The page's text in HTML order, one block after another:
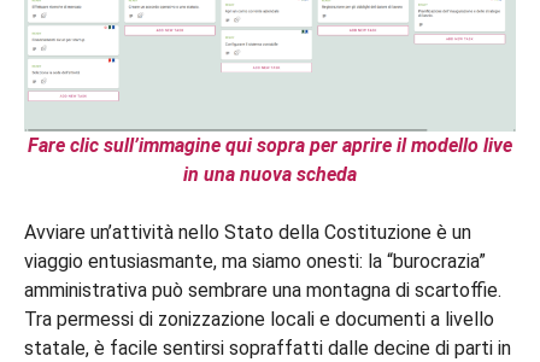
Fare clic sull’immagine qui sopra per aprire il modello live
in una nuova scheda
Avviare un’attività nello Stato della Costituzione è un
viaggio entusiasmante, ma siamo onesti: la “burocrazia”
amministrativa può sembrare una montagna di scartoffie.
Tra permessi di zonizzazione locali e documenti a livello
statale, è facile sentirsi sopraffatti dalle decine di parti in